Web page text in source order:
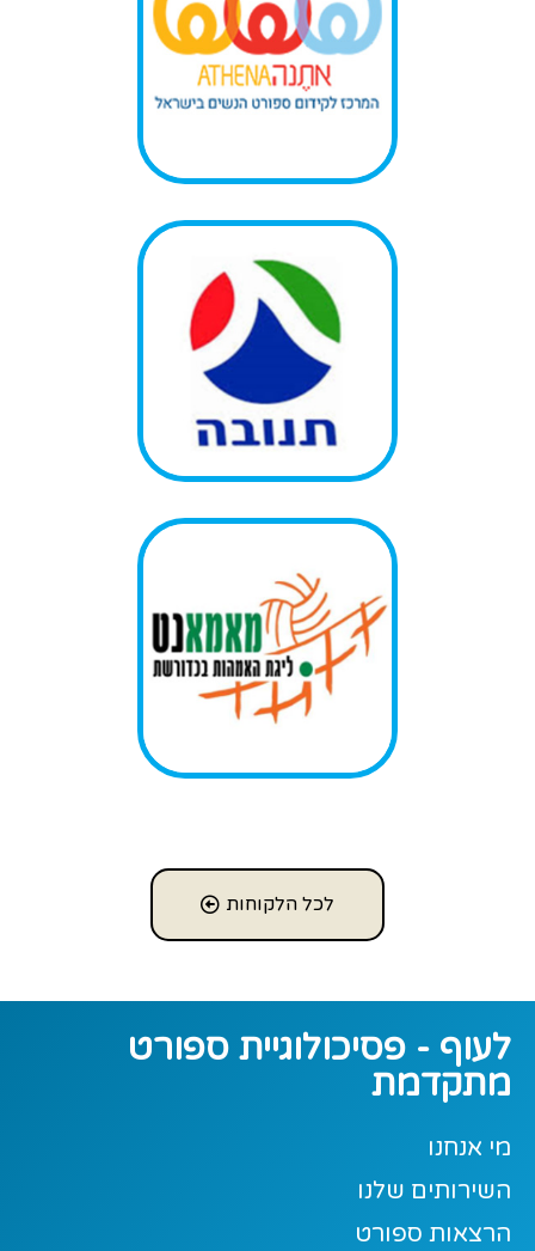
לכל הלקוחות
לעוף - פסיכולוגיית ספורט
מתקדמת
מי אנחנו
השירותים שלנו
הרצאות ספורט